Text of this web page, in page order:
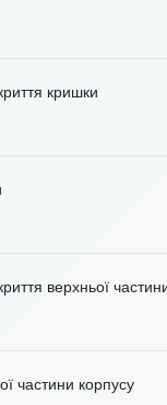
кришки
верхньої
частини корпусу